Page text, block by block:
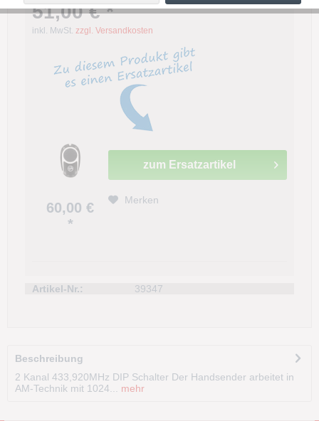
51,00 € *
inkl. MwSt. zzgl. Versandkosten
60,00 €
*
zum Ersatzartikel
Merken
Artikel-Nr.: 39347
Beschreibung
2 Kanal 433,920MHz DIP Schalter Der Handsender arbeitet in
AM-Technik mit 1024... mehr